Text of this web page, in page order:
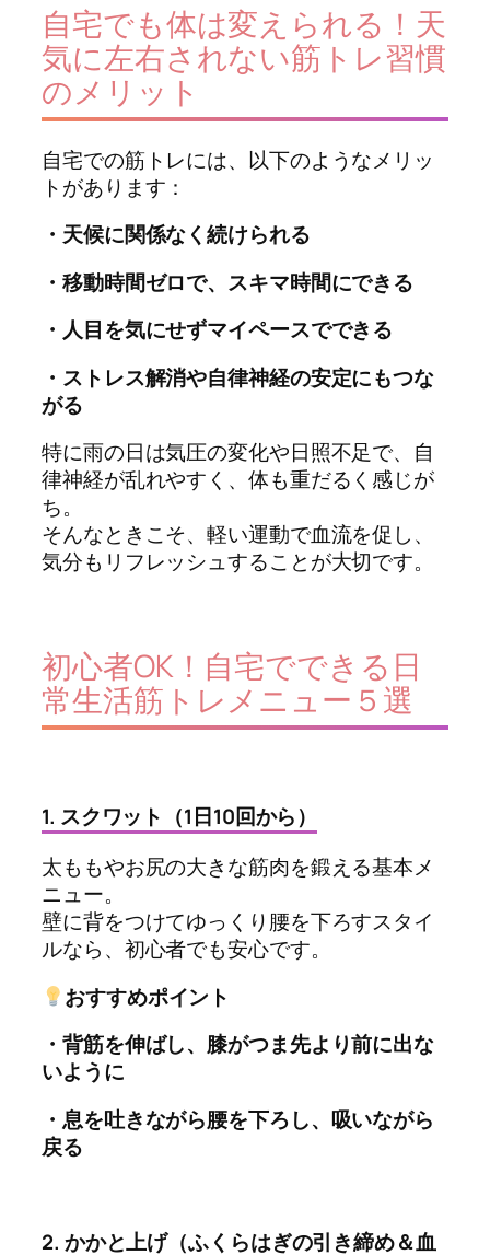
自宅でも体は変えられる！天
気に左右されない筋トレ習慣
のメリット
自宅での筋トレには、以下のようなメリッ
トがあります：
・天候に関係なく続けられる
・移動時間ゼロで、スキマ時間にできる
・人目を気にせずマイペースでできる
・ストレス解消や自律神経の安定にもつな
がる
特に雨の日は気圧の変化や日照不足で、自
律神経が乱れやすく、体も重だるく感じが
ち。
そんなときこそ、軽い運動で血流を促し、
気分もリフレッシュすることが大切です。
初心者OK！自宅でできる日
常生活筋トレメニュー５選
1. スクワット（1日10回から）
太ももやお尻の大きな筋肉を鍛える基本メ
ニュー。
壁に背をつけてゆっくり腰を下ろすスタイ
ルなら、初心者でも安心です。
おすすめポイント
・背筋を伸ばし、膝がつま先より前に出な
いように
・息を吐きながら腰を下ろし、吸いながら
戻る
2. かかと上げ（ふくらはぎの引き締め＆血